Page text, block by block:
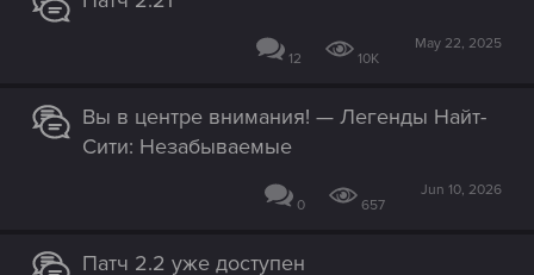
12 10K
May 22, 2025
Вы в центре внимания! — Легенды Найт-
Сити: Незабываемые
0 657
Jun 10, 2026
Патч 2.2 уже доступен